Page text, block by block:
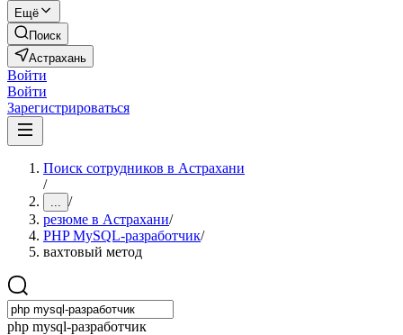
Ещё
Поиск
Астрахань
Войти
Войти
Зарегистрироваться
Поиск сотрудников в Астрахани
/
... /
резюме в Астрахани/
PHP MySQL-разработчик/
вахтовый метод
php mysql-разработчик